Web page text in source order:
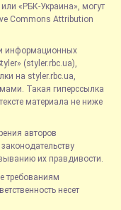
«РБК-Украина», могут
Commons Attribution
информационных
(styler.rbc.ua),
на styler.rbc.ua,
Такая гиперссылка
материала не ниже
авторов
их правдивости.
требованиям
несет